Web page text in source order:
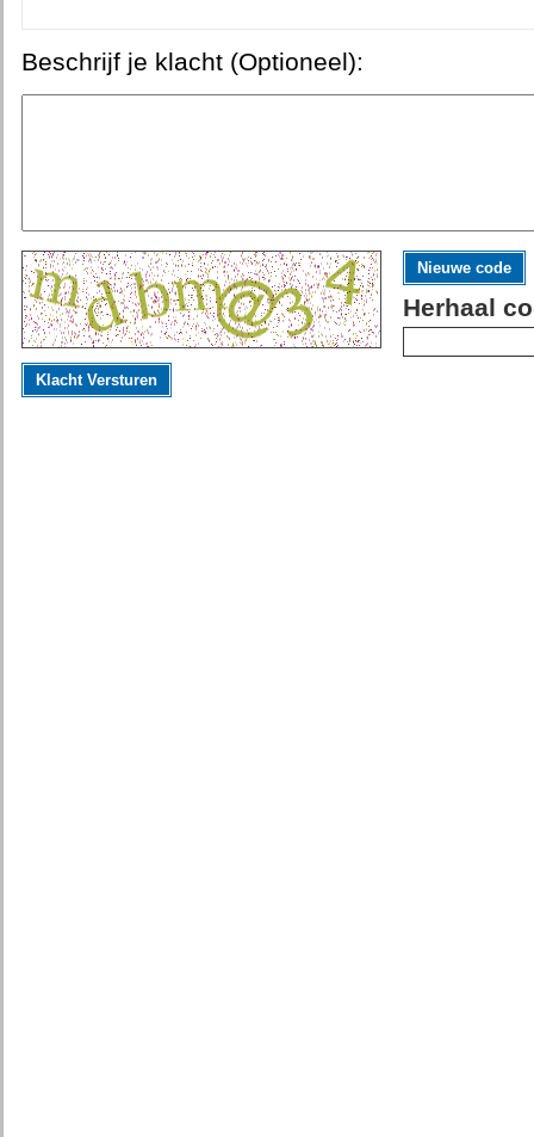
Beschrijf je klacht (Optioneel):
Nieuwe code
Herhaal
Klacht Versturen